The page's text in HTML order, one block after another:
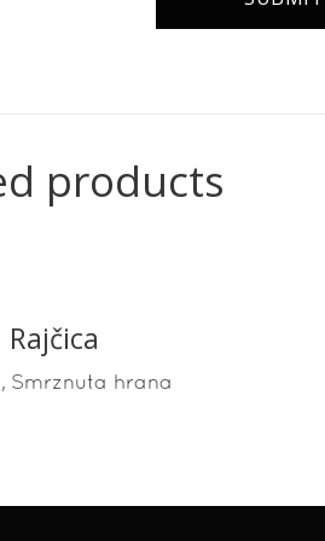
products
READ MORE
Rajčica
, Smrznuta hrana